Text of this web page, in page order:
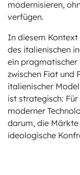
modernisieren,
verfügen.
In diesem
des italienischen
ein pragmatischer
zwischen Fiat und
italienischer
ist strategisch:
moderner
darum, die
ideologische